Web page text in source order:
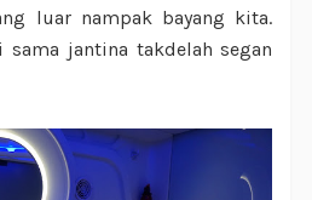
luar nampak bayang kita.
sama jantina takdelah segan